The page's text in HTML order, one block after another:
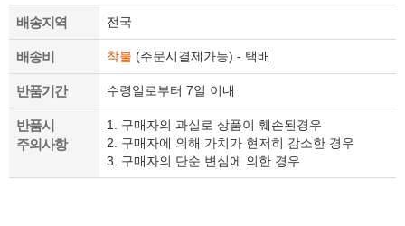
배송지역 전국
배송비 착불 (주문시결제가능) - 택배
반품기간 수령일로부터 7일 이내
반품시
주의사항
1. 구매자의 과실로 상품이 훼손된경우
2. 구매자에 의해 가치가 현저히 감소한 경우
3. 구매자의 단순 변심에 의한 경우